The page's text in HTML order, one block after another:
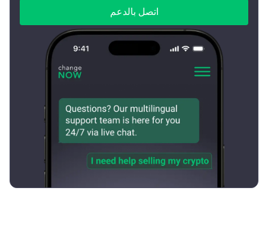
اتصل بالدعم